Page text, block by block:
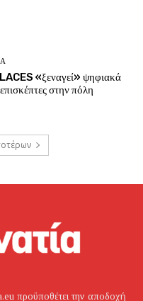
«ξεναγεί» ψηφιακά
στην πόλη
προϋποθέτει την αποδοχή